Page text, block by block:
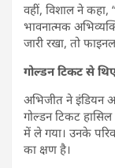
वहीं, विशाल ने
भावनात्मक
जारी रखा, तो
गोल्डन टिकट से
अभिजीत ने इंडियन
गोल्डन टिकट
में ले गया। उनके
का क्षण है।